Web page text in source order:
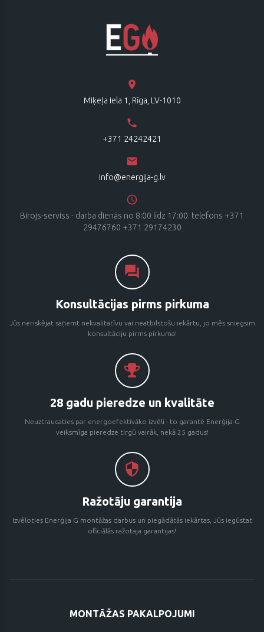
Miķeļa iela 1, Rīga, LV-1010
+371 24242421
info@energija-g.lv
Birojs-serviss - darba dienās no 8:00 līdz 17:00. telefons +371
29476760 +371 29174230
Konsultācijas pirms pirkuma
Jūs neriskējat saņemt nekvalitatīvu vai neatbilstošu iekārtu, jo mēs sniegsim
konsultāciju pirms pirkuma!
28 gadu pieredze un kvalitāte
Neuztraucaties par energoefektīvāko izvēli - to garantē Enerģija-G
veiksmīga pieredze tirgū vairāk, nekā 25 gadus!
Ražotāju garantija
Izvēloties Enerģija G montāžas darbus un piegādātās iekārtas, Jūs iegūstat
oficiālās ražotaja garantijas!
MONTĀŽAS PAKALPOJUMI